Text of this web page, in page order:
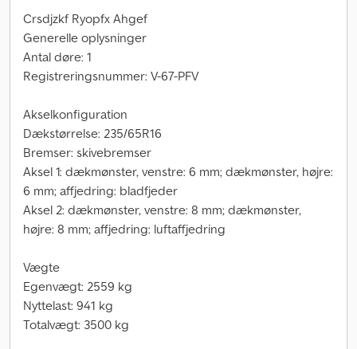
Crsdjzkf Ryopfx Ahgef
Generelle oplysninger
Antal døre: 1
Registreringsnummer: V-67-PFV
Akselkonfiguration
Dækstørrelse: 235/65R16
Bremser: skivebremser
Aksel 1: dækmønster, venstre: 6 mm; dækmønster, højre:
6 mm; affjedring: bladfjeder
Aksel 2: dækmønster, venstre: 8 mm; dækmønster,
højre: 8 mm; affjedring: luftaffjedring
Vægte
Egenvægt: 2559 kg
Nyttelast: 941 kg
Totalvægt: 3500 kg